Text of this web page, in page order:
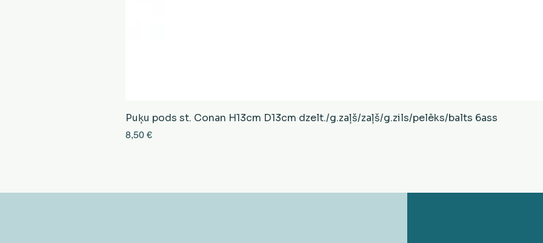
Ātrais skats
Puķu pods st. Conan H13cm D13cm dzelt./g.zaļš/zaļš/g.zils/pelēks/balts 6ass
Cena
8,50 €